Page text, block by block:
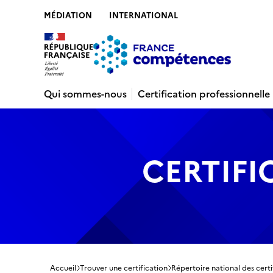
MÉDIATION INTERNATIONAL
Qui sommes-nous
Certification professionnelle
Accueil Trouver une certification Répertoire national des